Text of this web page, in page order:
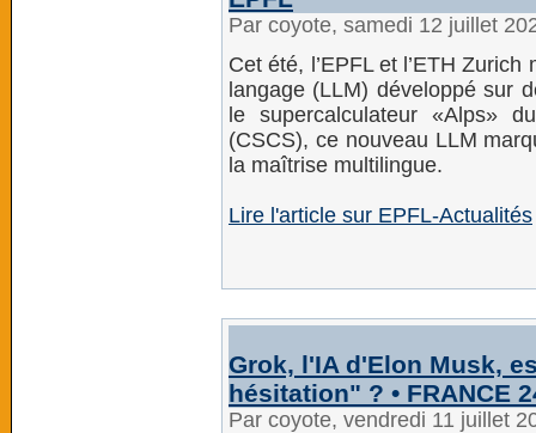
Par coyote, samedi 12 juillet
Cet été, l’EPFL et l’ETH
langage (LLM) développé sur
le supercalculateur «Alps»
(CSCS), ce nouveau LLM
la maîtrise multilingue.
Lire l'article sur EPFL-Actualités
Grok, l'IA d'Elon Musk,
hésitation" ? • FRANCE
Par coyote, vendredi 11 juillet